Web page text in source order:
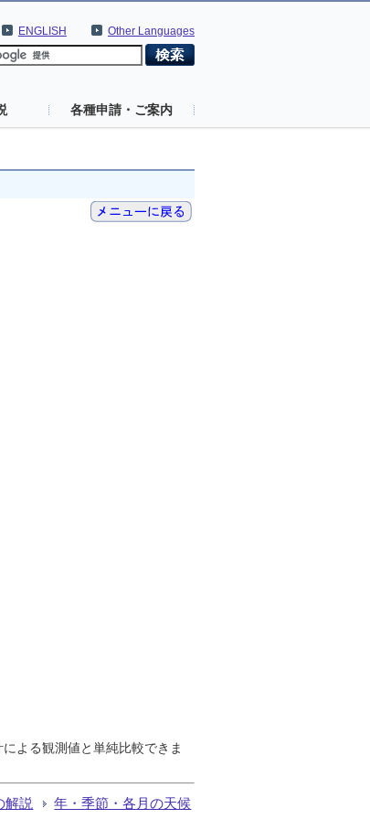
Other Languages
ENGLISH
各種申請・ご案内
よる観測値と単純比較できま
解説 年・季節・各月の天候